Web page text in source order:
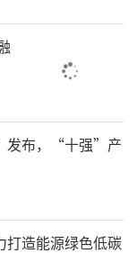
发布，“十强”产
打造能源绿色低碳